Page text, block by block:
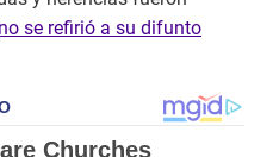
no se refirió a su difunto